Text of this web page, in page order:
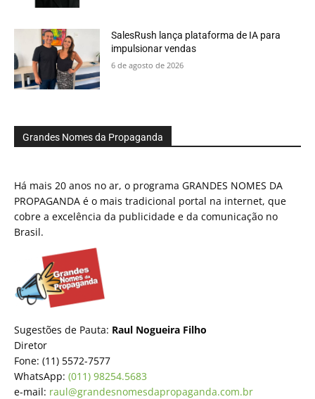
SalesRush lança plataforma de IA para
impulsionar vendas
6 de agosto de 2026
Grandes Nomes da Propaganda
Há mais 20 anos no ar, o programa GRANDES NOMES DA
PROPAGANDA é o mais tradicional portal na internet, que
cobre a excelência da publicidade e da comunicação no
Brasil.
Sugestões de Pauta: Raul Nogueira Filho
Diretor
Fone: (11) 5572-7577
WhatsApp: (011) 98254.5683
e-mail: raul@grandesnomesdapropaganda.com.br